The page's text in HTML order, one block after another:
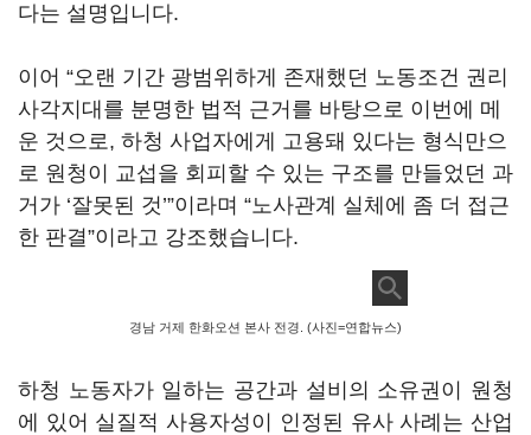
다는 설명입니다.
이어 “오랜 기간 광범위하게 존재했던 노동조건 권리
사각지대를 분명한 법적 근거를 바탕으로 이번에 메
운 것으로, 하청 사업자에게 고용돼 있다는 형식만으
로 원청이 교섭을 회피할 수 있는 구조를 만들었던 과
거가 ‘잘못된 것’”이라며 “노사관계 실체에 좀 더 접근
한 판결”이라고 강조했습니다.
경남 거제 한화오션 본사 전경. (사진=연합뉴스)
하청 노동자가 일하는 공간과 설비의 소유권이 원청
에 있어 실질적 사용자성이 인정된 유사 사례는 산업